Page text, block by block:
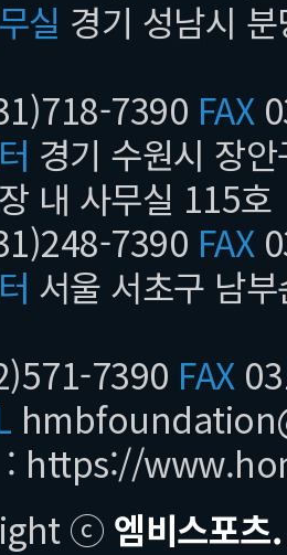
실 경기 성남시
7390 FAX
경기 수원시 장
내 사무실 115호
7390 FAX
서울 서초구 남
7390 FAX
https://
ⓒ 엠비스포츠.